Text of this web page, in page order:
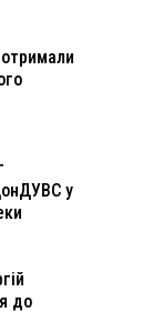
у
до